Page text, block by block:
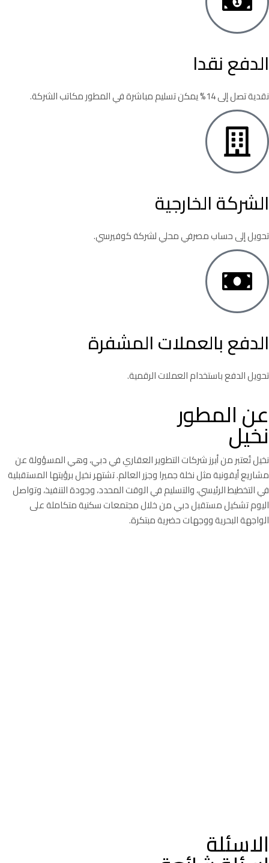
الدفع نقدا
نقدية تصل إلى 14% يمكن تسليم مباشرة في المطور مكاتب الشركة.
الشركة الخارجية
تحويل إلى حساب مصرفي محلي لشركة كوفيرسي.
الدفع بالعملات المشفرة
تحويل الدفع باستخدام العملات الرقمية.
عن المطور
نخيل
نخيل تُعتبر من أبرز شركات التطوير العقاري في دبي، وهي المسؤولة عن
مشاريع أيقونية مثل نخلة جميرا وجزر العالم. تشتهر نخيل برؤيتها المستقبلية
في التخطيط الرئيسي، والتسليم في الوقت المحدد، وجودة التنفيذ، وتواصل
اليوم تشكيل مستقبل دبي من خلال مجتمعات سكنية متكاملة على
الواجهة البحرية ووجهات حضرية مبتكرة.
الاسئلة